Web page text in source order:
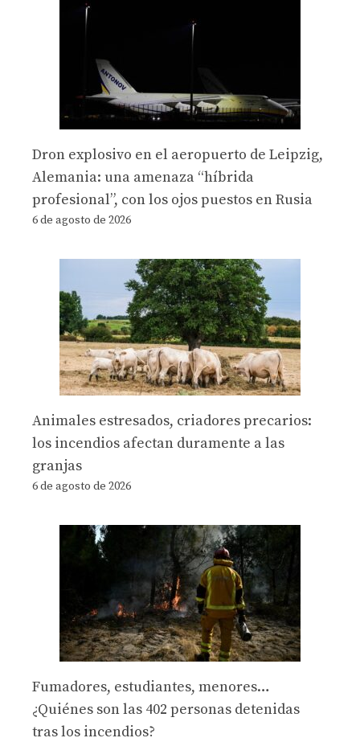
Dron explosivo en el aeropuerto de Leipzig,
Alemania: una amenaza “híbrida
profesional”, con los ojos puestos en Rusia
6 de agosto de 2026
Animales estresados, criadores precarios:
los incendios afectan duramente a las
granjas
6 de agosto de 2026
Fumadores, estudiantes, menores…
¿Quiénes son las 402 personas detenidas
tras los incendios?